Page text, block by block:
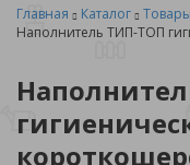
Главная Каталог
Наполнитель ТИП-ТОП